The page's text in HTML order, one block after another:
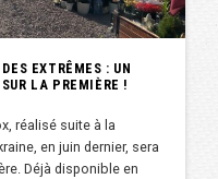
EXTRÊMES : UN
LA PREMIÈRE !
réalisé suite à la
en juin dernier, sera
Déjà disponible en